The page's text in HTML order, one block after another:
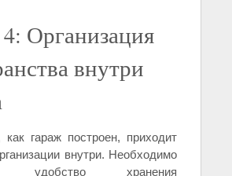
4: Организация
внутри
как гараж построен, приходит
внутри. Необходимо
удобство хранения